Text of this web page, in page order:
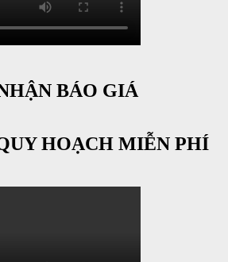
BÁO GIÁ
HOẠCH MIỄN PHÍ